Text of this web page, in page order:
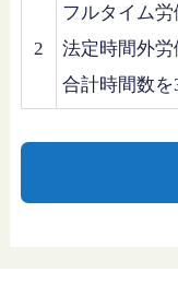
2
フルタイム
法定時間外
合計時間数